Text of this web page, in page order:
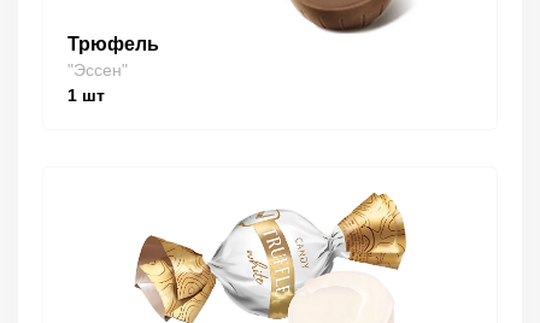
Трюфель
"Эссен"
1 шт